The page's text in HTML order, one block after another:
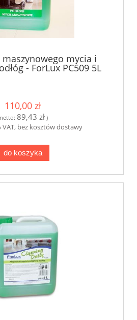
mycia i
- ForLux PC509 5L
110,00 zł
89,43 zł )
VAT, bez kosztów dostawy
do koszyka